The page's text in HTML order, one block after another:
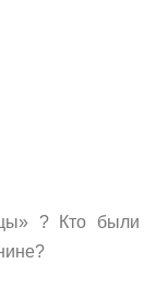
? Кто были